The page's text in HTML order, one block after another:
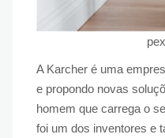
A Karcher é uma
e propondo novas
homem que carrega o
foi um dos inventores e